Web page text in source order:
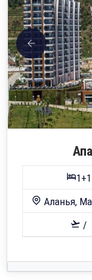
1+1
Аланья,
/